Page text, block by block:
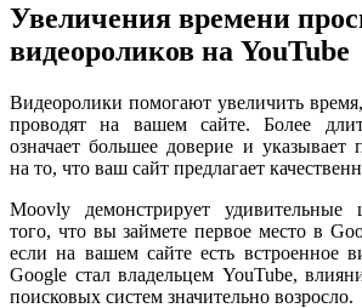
Увеличения времени
видеороликов на YouTube
Видеоролики помогают увеличить
проводят на вашем сайте. Более
означает большее доверие и указывает
на то, что ваш сайт предлагает
Moovly демонстрирует удивительные
того, что вы займете первое место в
если на вашем сайте есть встроенное
Google стал владельцем YouTube,
поисковых систем значительно возросло.